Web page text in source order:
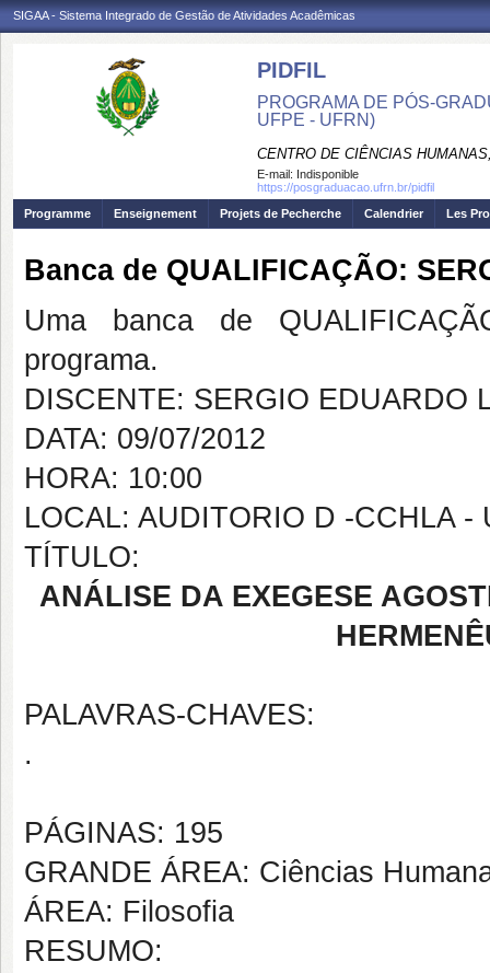
SIGAA - Sistema Integrado de Gestão de Atividades Acadêmicas
PIDFIL
PROGRAMA DE PÓS-
UFPE - UFRN)
CENTRO DE CIÊNCIAS
E-mail: Indisponible
https://posgraduacao.ufrn.br/pidfil
Programme
Enseignement Projets de Pecherche Calendrier Les
Banca de QUALIFICAÇÃO:
Uma banca de
programa.
DISCENTE: SERGIO EDUARDO
DATA: 09/07/2012
HORA: 10:00
LOCAL: AUDITORIO D -CCHLA -
TÍTULO:
ANÁLISE DA EXEGESE
PALAVRAS-CHAVES:
.
PÁGINAS: 195
GRANDE ÁREA: Ciências
ÁREA: Filosofia
RESUMO: